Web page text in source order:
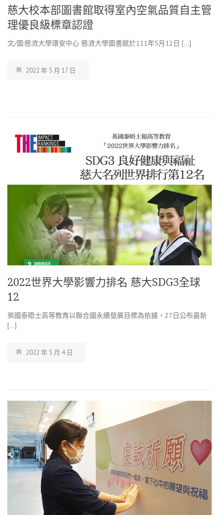
慈大校本部圖書館取得室內空氣品質自主管
理優良級標章認證
文/圖:慈濟大學環安中心 慈濟大學圖書館於111年5月12日 […]
2022 年 5 月 17 日
2022世界大學影響力排名 慈大SDG3全球
12
英國泰晤士高等教育以聯合國永續發展目標為依據，27日公布最新
[…]
2022 年 5 月 4 日